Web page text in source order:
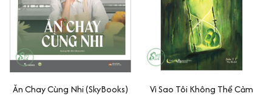
Ăn Chay Cùng Nhi (SkyBooks)
Vì Sao Tôi Không Thể Cảm